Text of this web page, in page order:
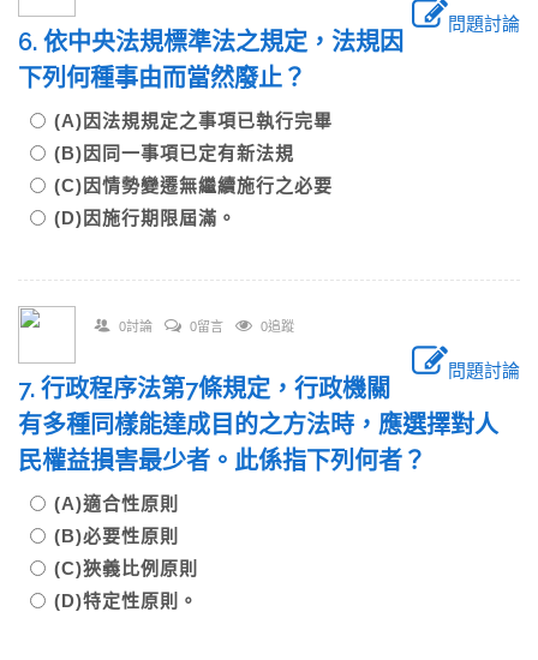
問題討論
6. 依中央法規標準法之規定，法規因
下列何種事由而當然廢止？
(A)因法規規定之事項已執行完畢
(B)因同一事項已定有新法規
(C)因情勢變遷無繼續施行之必要
(D)因施行期限屆滿。
0討論 0留言 0追蹤
問題討論
7. 行政程序法第7條規定，行政機關
有多種同樣能達成目的之方法時，應選擇對人
民權益損害最少者。此係指下列何者？
(A)適合性原則
(B)必要性原則
(C)狹義比例原則
(D)特定性原則。